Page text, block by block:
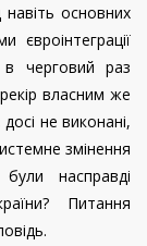
основних
в черговий раз
власним же
не виконані,
змінення
насправді
Питання